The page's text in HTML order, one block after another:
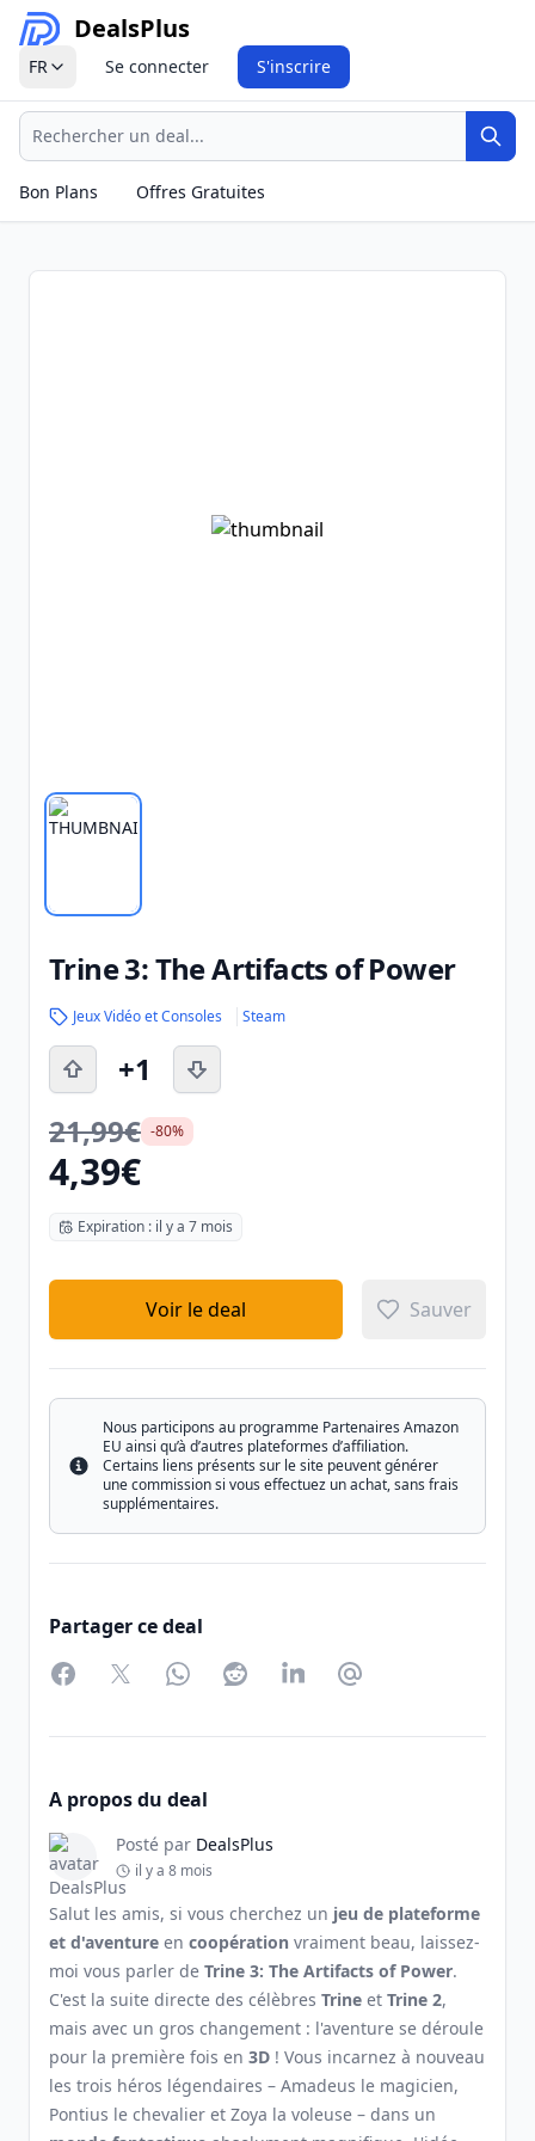
DealsPlus
FR Se connecter S'inscrire
Recherche
Bon Plans
Offres Gratuites
Trine 3: The Artifacts of Power
Jeux Vidéo et Consoles Steam
+1
21,99€ -80%
4,39€
Expiration : il y a 7 mois
Voir le deal Sauver
Info
Nous participons au programme Partenaires Amazon
EU ainsi qu’à d’autres plateformes d’affiliation.
Certains liens présents sur le site peuvent générer
une commission si vous effectuez un achat, sans frais
supplémentaires.
Partager ce deal
FacebookTwitterWhatsAppRedditLinkedInPartager par Email
A propos du deal
Posté par DealsPlus
il y a 8 mois
Salut les amis, si vous cherchez un jeu de plateforme
et d'aventure en coopération vraiment beau, laissez-
moi vous parler de Trine 3: The Artifacts of Power.
C'est la suite directe des célèbres Trine et Trine 2,
mais avec un gros changement : l'aventure se déroule
pour la première fois en 3D ! Vous incarnez à nouveau
les trois héros légendaires – Amadeus le magicien,
Pontius le chevalier et Zoya la voleuse – dans un